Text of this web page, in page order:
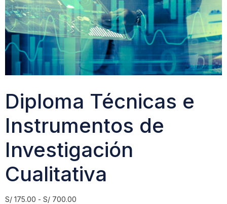
Diploma Técnicas e
Instrumentos de
Investigación
Cualitativa
S/ 175.00 - S/ 700.00